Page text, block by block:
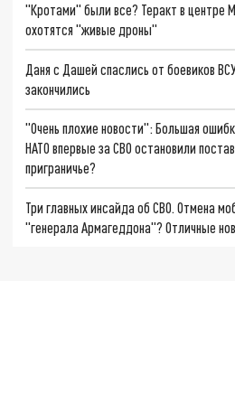
"Кротами" были все? Теракт в центре
охотятся "живые дроны"
Даня с Дашей спаслись от боевиков
закончились
"Очень плохие новости": Большая
НАТО впервые за СВО остановили
приграничье?
Три главных инсайда об СВО. Отмена
"генерала Армагеддона"? Отличные